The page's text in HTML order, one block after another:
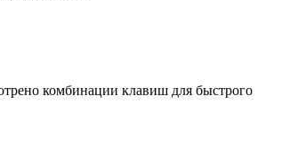
комбинации клавиш для быстрого